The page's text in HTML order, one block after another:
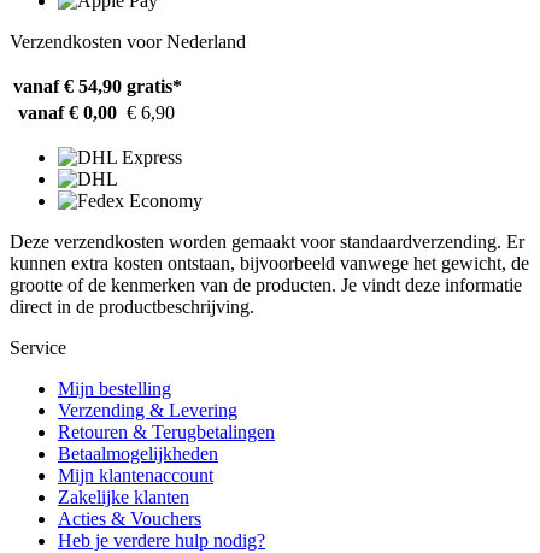
Verzendkosten voor Nederland
vanaf € 54,90 gratis*
vanaf € 0,00 € 6,90
Deze verzendkosten worden gemaakt voor standaardverzending. Er
kunnen extra kosten ontstaan, bijvoorbeeld vanwege het gewicht, de
grootte of de kenmerken van de producten. Je vindt deze informatie
direct in de productbeschrijving.
Service
Mijn bestelling
Verzending & Levering
Retouren & Terugbetalingen
Betaalmogelijkheden
Mijn klantenaccount
Zakelijke klanten
Acties & Vouchers
Heb je verdere hulp nodig?